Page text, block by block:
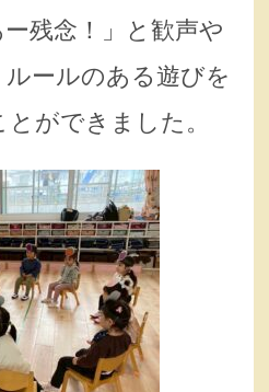
ー残念！」と歓声や
ールのある遊びを
ができました。